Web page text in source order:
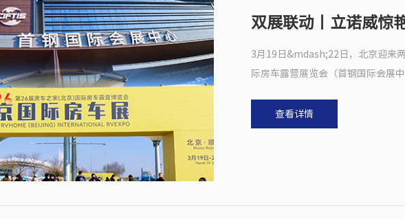
双展联动丨立诺威惊
3月19日&mdash;22日，北京迎来
际房车露营展览会（首钢国际会展
查看详情